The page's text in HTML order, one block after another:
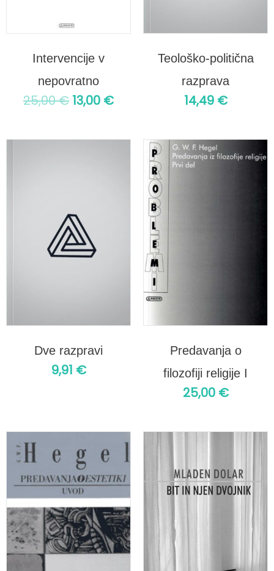
Intervencije v
nepovratno
25,00€ 13,00 €
Teološko-politična
razprava
14,49 €
Dve razpravi
9,91 €
Predavanja o
filozofiji religije I
25,00 €